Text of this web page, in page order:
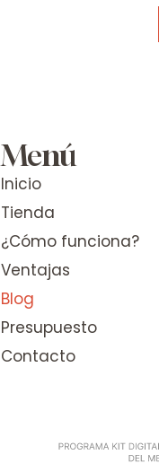
Menú
Inicio
Tienda
¿Cómo funciona?
Ventajas
Blog
Presupuesto
Contacto